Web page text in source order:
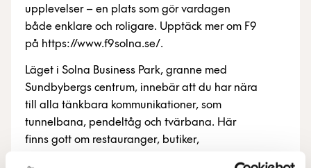
upplevelser – en plats som gör vardagen
både enklare och roligare. Upptäck mer om F9
på https://www.f9solna.se/.
Läget i Solna Business Park, granne med
Sundbybergs centrum, innebär att du har nära
till alla tänkbara kommunikationer, som
tunnelbana, pendeltåg och tvärbana. Här
finns gott om restauranger, butiker,